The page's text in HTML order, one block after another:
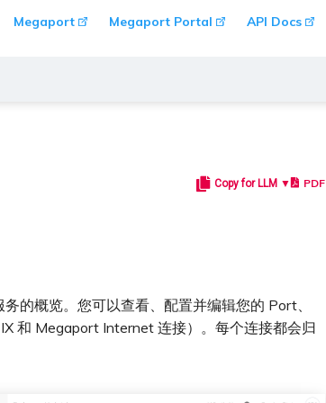
Megaport Megaport Portal API Docs
Copy for LLM ▼ PDF
的概览。您可以查看、配置并编辑您的 Port、
和 Megaport Internet 连接）。每个连接都会归